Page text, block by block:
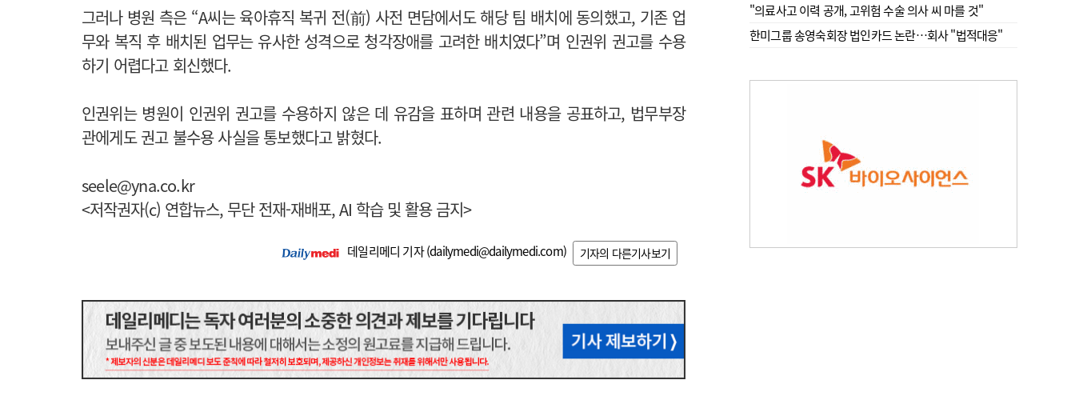
그러나 병원 측은 “A씨는 육아휴직 복귀 전(前) 사전 면담에서도 해당 팀 배치에 동의했고, 기존 업
무와 복직 후 배치된 업무는 유사한 성격으로 청각장애를 고려한 배치였다”며 인권위 권고를 수용
하기 어렵다고 회신했다.
인권위는 병원이 인권위 권고를 수용하지 않은 데 유감을 표하며 관련 내용을 공표하고, 법무부장
관에게도 권고 불수용 사실을 통보했다고 밝혔다.
seele@yna.co.kr
<저작권자(c) 연합뉴스, 무단 전재-재배포, AI 학습 및 활용 금지>
데일리메디 기자 (dailymedi@dailymedi.com) 기자의 다른기사보기
"의료사고 이력 공개, 고위험 수술 의사 씨 마를 것"
한미그룹 송영숙회장 법인카드 논란…회사 "법적대응"